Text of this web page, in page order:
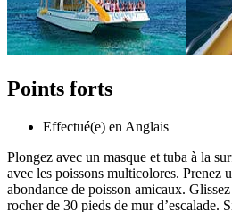
Points forts
Effectué(e) en Anglais
Plongez avec un masque et tuba à la
avec les poissons multicolores. Prenez
abondance de poisson amicaux.
rocher de 30 pieds de mur d’escalade.